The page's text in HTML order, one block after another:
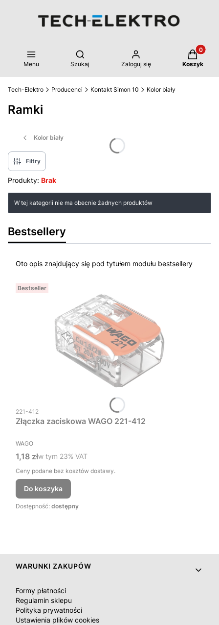
Menu
Otwórz wyszukiwarkę
Szukaj Zaloguj się Koszyk
Tech-Elektro Producenci Kontakt Simon 10 Kolor biały
Ramki
Kolor biały
Filtry
Produkty: Brak
Lista produktów
W tej kategorii nie ma obecnie żadnych produktów
Bestsellery
Oto opis znajdujący się pod tytułem modułu bestsellery
Bestseller
Kod produktu
221-412
Złączka zaciskowa WAGO 221-412
PRODUCENT
WAGO
Cena brutto
1,18 złw tym %s VAT
w tym 23% VAT
Ceny podane bez kosztów dostawy.
Do koszyka
Dostępność: dostępny
Linki w stopce
WARUNKI ZAKUPÓW
Formy płatności
Regulamin sklepu
Polityka prywatności
Ustawienia plików cookies